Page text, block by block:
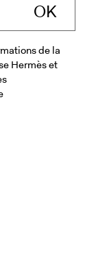
de la
Hermès et